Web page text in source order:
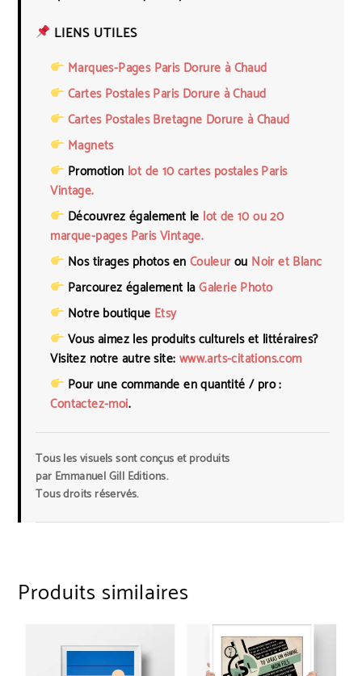
LIENS UTILES
Marques-Pages Paris Dorure à Chaud
Cartes Postales Paris Dorure à Chaud
Cartes Postales Bretagne Dorure à Chaud
Magnets
Promotion lot de 10 cartes postales Paris
Vintage.
Découvrez également le lot de 10 ou 20
marque-pages Paris Vintage.
Nos tirages photos en Couleurou Noir et Blanc
Parcourez également laGalerie Photo
Notre boutique Etsy
Vous aimez les produits culturels et littéraires?
Visitez notre autre site: www.arts-citations.com
Pour une commande en quantité / pro :
Contactez-moi.
Tous les visuels sont conçus et produits
par Emmanuel Gill Editions.
Tous droits réservés.
Produits similaires